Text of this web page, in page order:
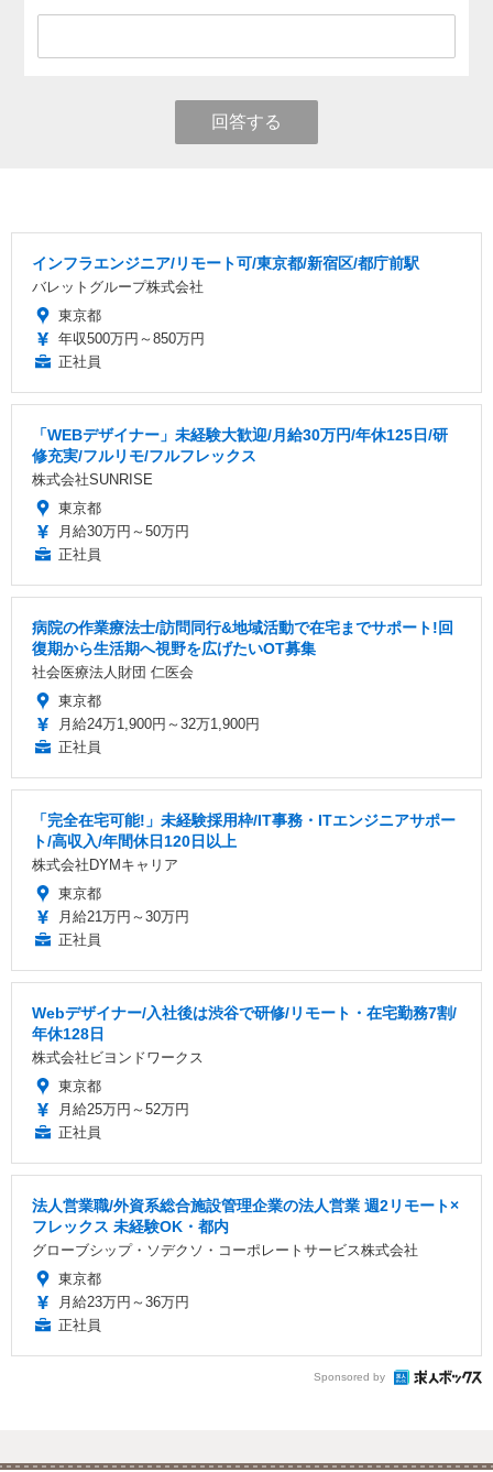
回答する
インフラエンジニア/リモート可/東京都/新宿区/都庁前駅
バレットグループ株式会社
東京都
年収500万円～850万円
正社員
「WEBデザイナー」未経験大歓迎/月給30万円/年休125日/研
修充実/フルリモ/フルフレックス
株式会社SUNRISE
東京都
月給30万円～50万円
正社員
病院の作業療法士/訪問同行&地域活動で在宅までサポート!回
復期から生活期へ視野を広げたいOT募集
社会医療法人財団 仁医会
東京都
月給24万1,900円～32万1,900円
正社員
「完全在宅可能!」未経験採用枠/IT事務・ITエンジニアサポー
ト/高収入/年間休日120日以上
株式会社DYMキャリア
東京都
月給21万円～30万円
正社員
Webデザイナー/入社後は渋谷で研修/リモート・在宅勤務7割/
年休128日
株式会社ビヨンドワークス
東京都
月給25万円～52万円
正社員
法人営業職/外資系総合施設管理企業の法人営業 週2リモート×
フレックス 未経験OK・都内
グローブシップ・ソデクソ・コーポレートサービス株式会社
東京都
月給23万円～36万円
正社員
Sponsored by